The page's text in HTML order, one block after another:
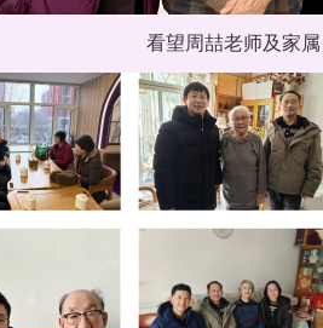
看望周喆老师及家属